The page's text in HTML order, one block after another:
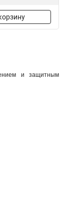
и защитным